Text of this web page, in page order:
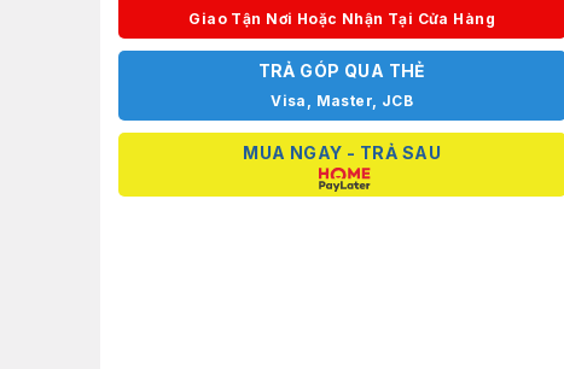
Giao Tận Nơi Hoặc Nhận Tại Cửa Hàng
TRẢ GÓP QUA THẺ
Visa, Master, JCB
MUA NGAY - TRẢ SAU